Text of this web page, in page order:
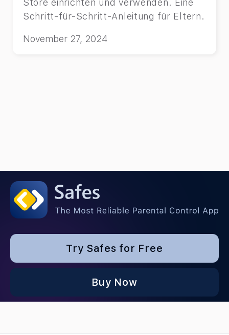
Schritt-für-Schritt-Anleitung für Eltern.
November 27, 2024
Try Safes for Free
Buy Now